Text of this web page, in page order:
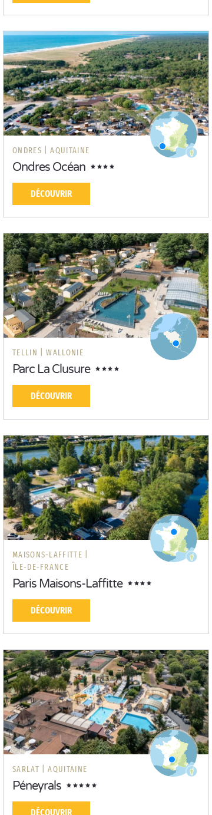
ONDRES | AQUITAINE
Ondres Océan
DÉCOUVRIR
TELLIN | WALLONIE
Parc La Clusure
DÉCOUVRIR
MAISONS-LAFFITTE |
ÎLE-DE-FRANCE
Paris Maisons-Laffitte
DÉCOUVRIR
SARLAT | AQUITAINE
Péneyrals
DÉCOUVRIR